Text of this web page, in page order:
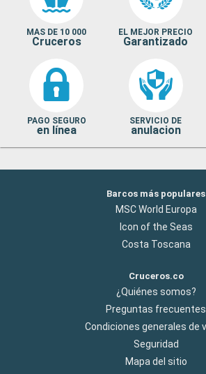
MAS DE 10 000
Cruceros
EL MEJOR PRECIO
Garantizado
PAGO SEGURO
en línea
SERVICIO DE
anulacion
Barcos más populares
MSC World Europa
Icon of the Seas
Costa Toscana
Cruceros.co
¿Quiénes somos?
Preguntas frecuentes
Condiciones generales de
Seguridad
Mapa del sitio